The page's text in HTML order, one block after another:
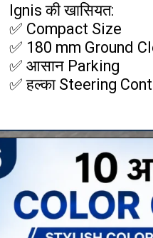
Ignis की खासियत:
✅ Compact Size
✅ 180 mm Ground
✅ आसान Parking
✅ हल्का Steering